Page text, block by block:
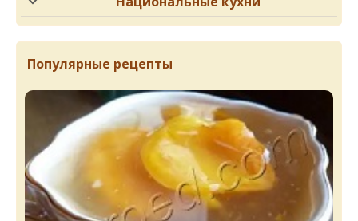
Популярные рецепты